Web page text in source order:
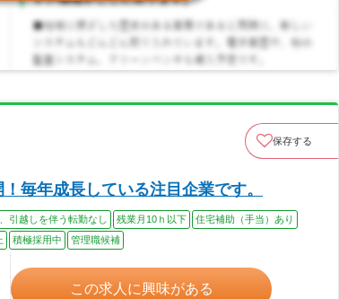
保存する
毎年成長している注目企業です。
引越しを伴う転勤なし 残業月10ｈ以下
住宅補助（手当）あり
積極採用中 管理職候補
この求人に興味がある